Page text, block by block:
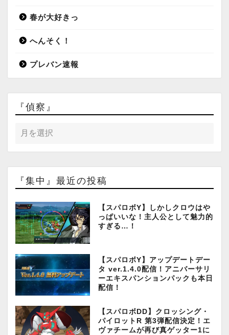
春が大好きっ
へんそく！
プレバン速報
『偵察』
『集中』最近の投稿
【スパロボY】しかしクロウはや
っぱいいな！主人公として魅力的
すぎる…！
【スパロボY】アップデートデー
タ ver.1.4.0配信！アニバーサリ
ーエキスパンションパックも本日
配信！
【スパロボDD】クロッシング・
パイロットR 第3弾配信決定！エ
ヴァチームが再び真ゲッター1に